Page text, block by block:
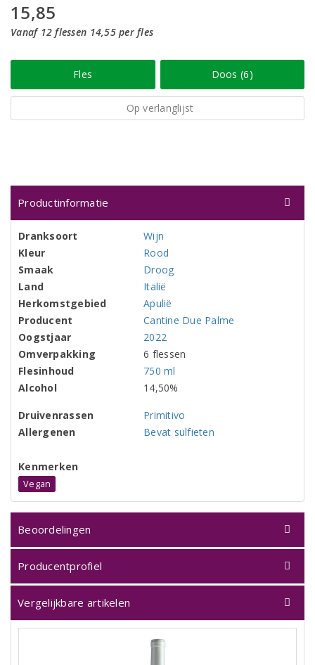
15,85
Vanaf 12 flessen 14,55 per fles
Fles Doos (6)
Op verlanglijst
Productinformatie
Dranksoort
Wijn
Kleur
Rood
Smaak
Droog
Land
Italië
Herkomstgebied
Apulië
Producent
Cantine Due Palme
Oogstjaar
2022
Omverpakking
6 flessen
Flesinhoud
750 ml
Alcohol
14,50%
Druivenrassen
Primitivo
Allergenen
Bevat sulfieten
Kenmerken
Vegan
Beoordelingen
Producentprofiel
Vergelijkbare artikelen